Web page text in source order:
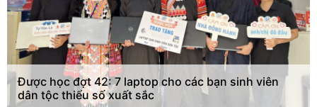
Được học đợt 42: 7 laptop cho các bạn sinh viên
dân tộc thiểu số xuất sắc